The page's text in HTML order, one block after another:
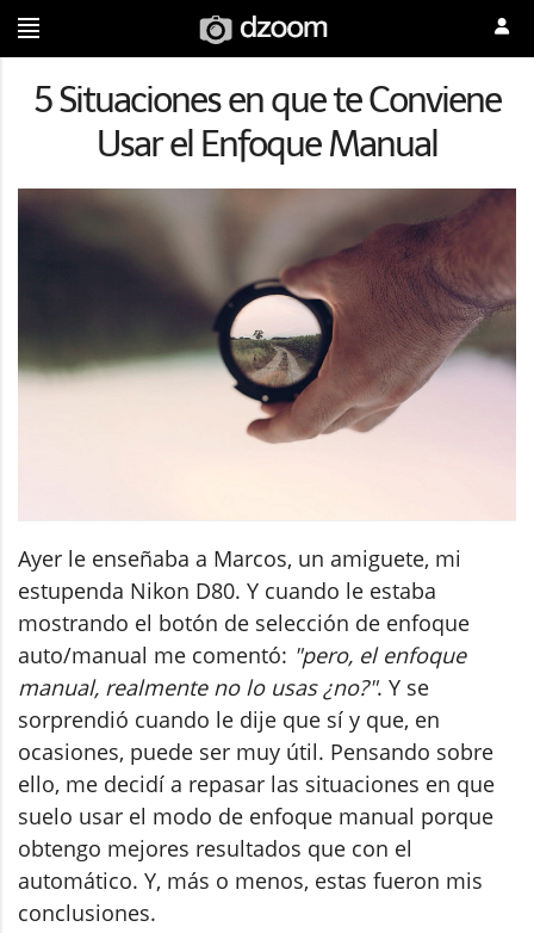
5 Situaciones en que te Conviene
Usar el Enfoque Manual
Ayer le enseñaba a Marcos, un amiguete, mi
estupenda Nikon D80. Y cuando le estaba
mostrando el botón de selección de enfoque
auto/manual me comentó: "pero, el enfoque
manual, realmente no lo usas ¿no?". Y se
sorprendió cuando le dije que sí y que, en
ocasiones, puede ser muy útil. Pensando sobre
ello, me decidí a repasar las situaciones en que
suelo usar el modo de enfoque manual porque
obtengo mejores resultados que con el
automático. Y, más o menos, estas fueron mis
conclusiones.